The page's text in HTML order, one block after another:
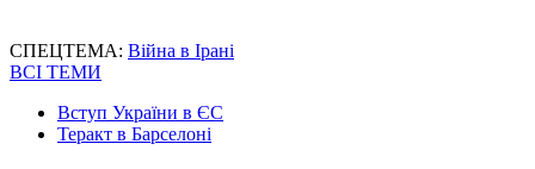
СПЕЦТЕМА: Війна в Ірані
ВСІ ТЕМИ
Вступ України в ЄС
Теракт в Барселоні